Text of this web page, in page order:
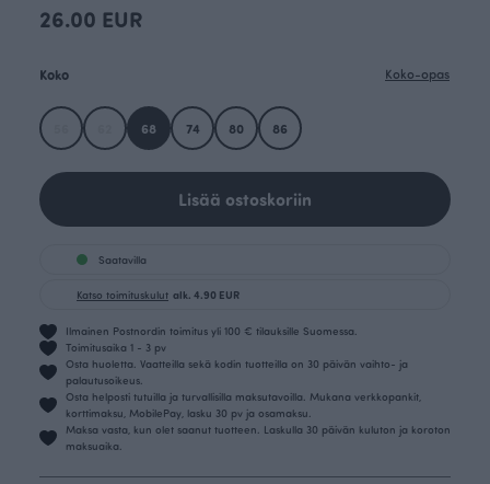
26.00 EUR
Koko Koko-opas
68 74 80 86
Lisää ostoskoriin
Saatavilla
Katso toimituskulut alk. 4.90 EUR
Ilmainen Postnordin toimitus yli 100 € tilauksille Suomessa.
Toimitusaika 1 - 3 pv
Osta huoletta. Vaatteilla sekä kodin tuotteilla on 30 päivän vaihto- ja
palautusoikeus.
Osta helposti tutuilla ja turvallisilla maksutavoilla. Mukana verkkopankit,
korttimaksu, MobilePay, lasku 30 pv ja osamaksu.
Maksa vasta, kun olet saanut tuotteen. Laskulla 30 päivän kuluton ja koroton
maksuaika.